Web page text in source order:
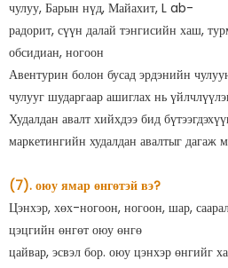
чулуу, Барын нүд, Майахит, L ab-
радорит, сүүн далай тэнгисийн хаш,
обсидиан, ногоон
Авентурин болон бусад эрдэнийн
чулууг шударгаар ашиглах нь
Худалдан авалт хийхдээ бид
маркетингийн худалдан авалтыг дагаж
(7). оюу ямар өнгөтэй вэ?
Цэнхэр, хөх-ногоон, ногоон, шар,
цэцгийн өнгөт оюу өнгө
цайвар, эсвэл бор. оюу цэнхэр өнгийг